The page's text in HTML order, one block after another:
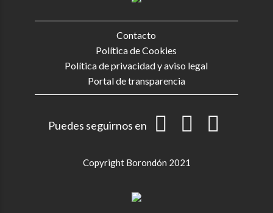
Contacto
Política de Cookies
Política de privacidad y aviso legal
Portal de transparencia
Puedes seguirnos en
Copyright Borondón 2021